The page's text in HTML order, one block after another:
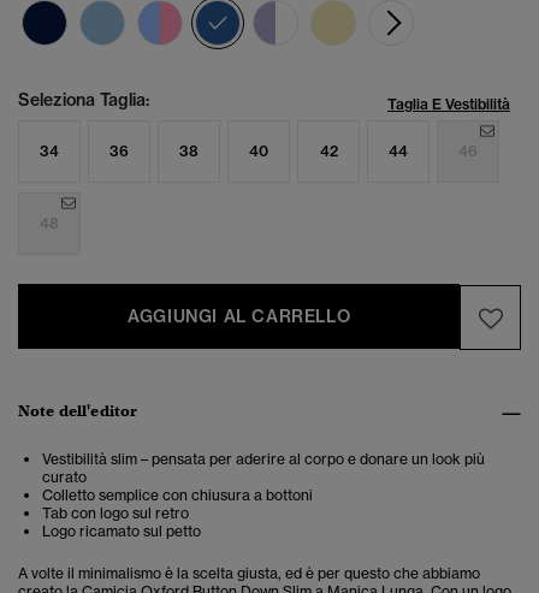
selezionato
Seleziona Taglia: Taglia E Vestibilità
34 36 38 40 42 44 46
48
AGGIUNGI AL CARRELLO
Note dell'editor
Vestibilità slim – pensata per aderire al corpo e donare un look più
curato
Colletto semplice con chiusura a bottoni
Tab con logo sul retro
Logo ricamato sul petto
A volte il minimalismo è la scelta giusta, ed è per questo che abbiamo